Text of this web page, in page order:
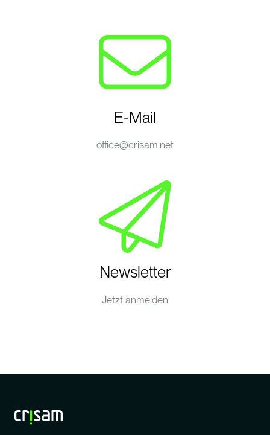
E-Mail
office@crisam.net
Newsletter
Jetzt anmelden